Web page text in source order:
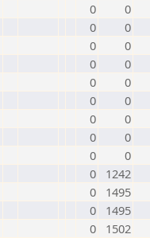
0
0
0
0
0
0
0
0
0
0
0
0
0
0
0
0
0
0
0
1242
0
1495
0
1495
0 1502